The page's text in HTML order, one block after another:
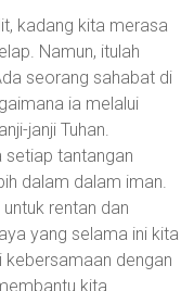
kadang kita merasa
Namun, itulah
seorang sahabat di
ia melalui
janji Tuhan.
setiap tantangan
dalam dalam iman.
rentan dan
yang selama ini kita
kebersamaan dengan
kita